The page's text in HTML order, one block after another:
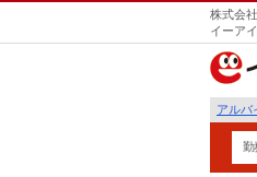
株式会
イーア
アルバ
勤